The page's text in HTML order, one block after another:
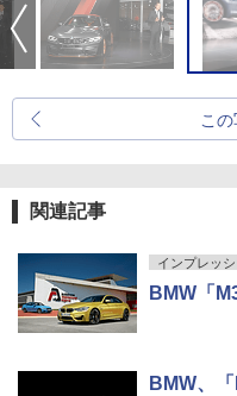
こ
関連記事
インプレッ
BMW「
BMW、